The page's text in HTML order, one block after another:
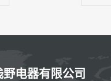
电器有限公司